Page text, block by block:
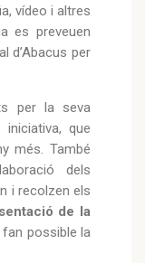
vídeo i altres
es preveuen
d’Abacus per
per la seva
que
més. També
dels
i recolzen els
de la
fan possible la